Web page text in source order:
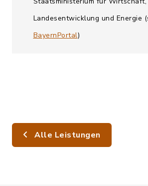
Landesentwicklung und Energie
BayernPortal)
Alle Leistungen